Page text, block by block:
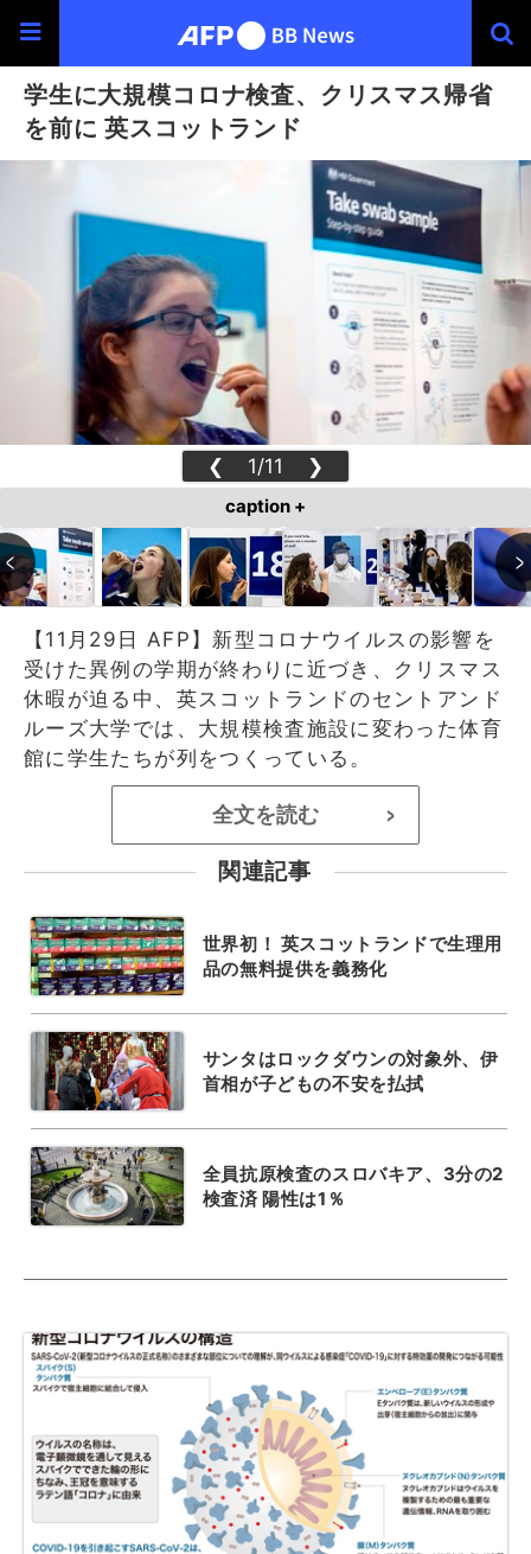
学生に大規模コロナ検査、クリスマス帰省
を前に 英スコットランド
❮ 1/11 ❯
caption +
【11月29日 AFP】新型コロナウイルスの影響を
受けた異例の学期が終わりに近づき、クリスマス
休暇が迫る中、英スコットランドのセントアンド
ルーズ大学では、大規模検査施設に変わった体育
館に学生たちが列をつくっている。
全文を読む >
関連記事
世界初！ 英スコットランドで生理用
品の無料提供を義務化
サンタはロックダウンの対象外、伊
首相が子どもの不安を払拭
全員抗原検査のスロバキア、3分の2
検査済 陽性は1％